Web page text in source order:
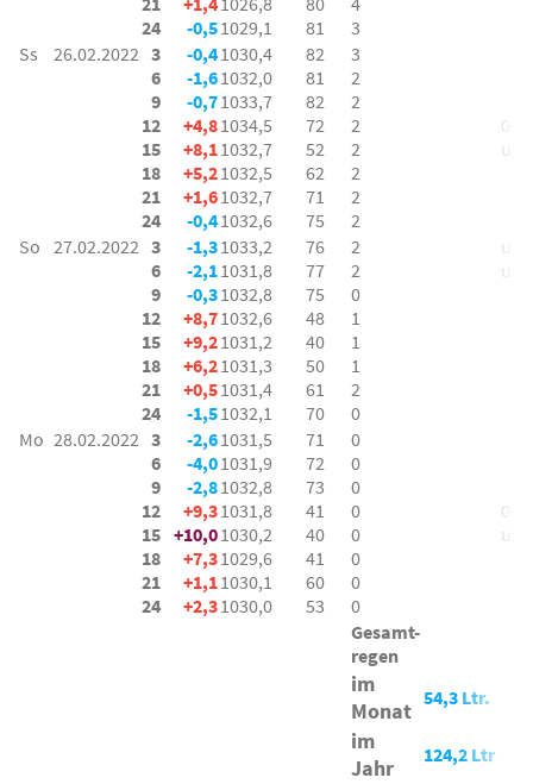
24
-0,51029,1
81
3
Ss 26.02.2022 3
6
9
12
15
18
21
24
-0,4
-1,6
-0,7
+4,8
+8,1
+5,2
+1,6
-0,4
1030,4
1032,0
1033,7
1034,5
1032,7
1032,5
1032,7
1032,6
82
81
82
72
52
62
71
75
3
2
2
2
2
2
2
2
0-1
So 27.02.2022 3
6
9
12
15
18
21
24
-1,3
-2,1
-0,3
+8,7
+9,2
+6,2
+0,5
-1,5
1033,2
1031,8
1032,8
1032,6
1031,2
1031,3
1031,4
1032,1
76
77
75
48
40
50
61
70
2
2
0
1
1
1
2
0
um
um
Mo 28.02.2022 3
6
9
12
15
18
21
24
-2,6
-4,0
-2,8
+9,3
+10,0
+7,3
+1,1
+2,3
1031,5
1031,9
1032,8
1031,8
1030,2
1029,6
1030,1
1030,0
71
72
73
41
40
41
60
53
0
0
0
0
0
0
0
0
0-1
um
Gesamt-
regen
im
Monat 54,3 Ltr.
im
Jahr
124,2 Ltr